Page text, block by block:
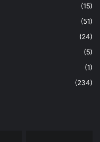
(15)
(51)
(24)
(5)
(1)
(234)